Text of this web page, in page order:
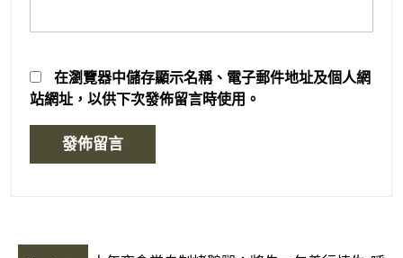
在瀏覽器中儲存顯示名稱、電子郵件地址及個人網
站網址，以供下次發佈留言時使用。